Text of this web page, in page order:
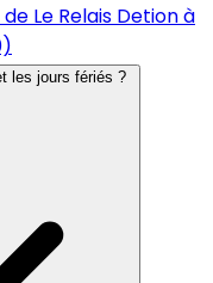
Le Relais Detion à
les jours fériés ?